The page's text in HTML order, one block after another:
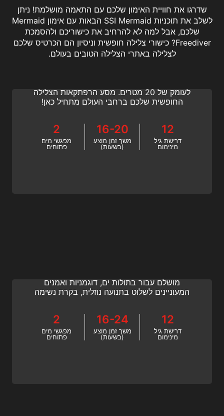
שדרגו את חוויית האימון שלכם עם התאמה מושלמת! ניתן
לשלב את תוכניות SSI Mermaid הבאות עם אימון Mermaid
שלכם, אבל למה לא להרחיב את כישוריכם ולהסמכת
Freediver? כישורי צלילה חופשית וניסיון הם הכרטיס שלכם
לצלילה באתרי הצלילה הטובים בעולם.
Freediver
לעומק של 20 מטרים. מסע הרפתקאות הצלילה
החופשית שלכם ברחבי העולם מתחיל כאן!
12
דרישת גיל
מינימום
16-20
משך זמן מוצע
(בשעות)
2
מפגשי מים
פתוחים
מושלם עבור בתולות ים, דוגמניות ואמנים
המעוניינים לשלוט בתנועה נוזלית, בקרת נשימה
12
דרישת גיל
מינימום
16-24
משך זמן מוצע
(בשעות)
2
מפגשי מים
פתוחים